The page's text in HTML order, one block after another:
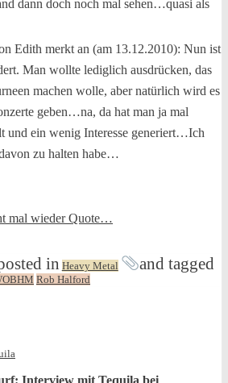
dann doch noch mal sehen…quasi als
Edith merkt an (am 13.12.2010): Nun ist
Man wollte lediglich ausdrücken, das
machen wolle, aber natürlich wird es
geben…na, da hat man ja mal
und ein wenig Interesse generiert…Ich
zu halten habe…
mal wieder Quote…
in Heavy Metal and tagged
Rob Halford
Interview mit Tequila bei